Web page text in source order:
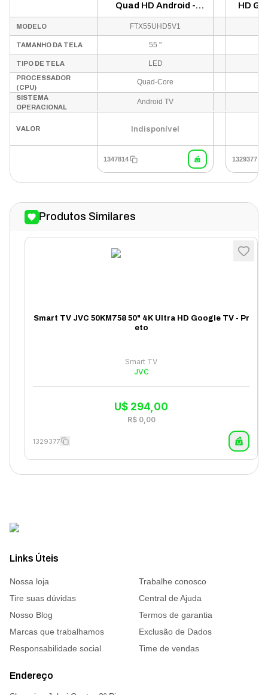
Quad HD Android -
Preto (1 Ano de
Garantia)
HD
MODELO FTX55UHD5V1
TAMANHO DA TELA 55 "
TIPO DE TELA LED
PROCESSADOR
(CPU)
Quad-Core
SISTEMA
OPERACIONAL
Android TV
VALOR Indisponível
1347814 1329377
Produtos Similares
Smart TV JVC 50KM758 50" 4K Ultra HD Google TV - Pr
eto
Smart TV
JVC
U$ 294,00
R$ 0,00
1329377
Links Úteis
Nossa loja
Trabalhe conosco
Tire suas dúvidas
Central de Ajuda
Nosso Blog
Termos de garantia
Marcas que trabalhamos
Exclusão de Dados
Responsabilidade social
Time de vendas
Endereço